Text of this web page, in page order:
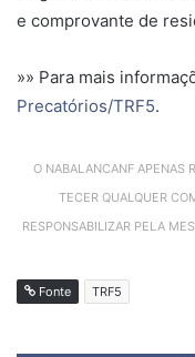
e comprovante de
»» Para mais
Precatórios/TRF5.
O NABALANCANF APENAS
TECER QUALQUER
RESPONSABILIZAR PELA
Fonte TRF5